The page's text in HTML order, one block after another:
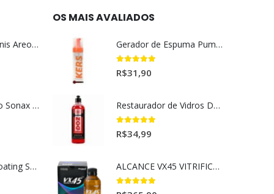
Aromatizante Tênis Areon Fresh Wave New Car / Carro Novo
Selador Cerâmico Sonax Xtreme Ceramic Spray + Seal (750ml)
Ceramic Spray Coating Sonax 750ml
OS MAIS AVALIADOS
Gerador de Espuma Pump Espuma Kers (200ml)
5.00
R$31,90
Restaurador de Vidros DOZ Dmg (500ml)
5.00
R$34,99
ALCANCE VX45 VITRIFICADOR AUTOMOTIVO 100ML
5.00